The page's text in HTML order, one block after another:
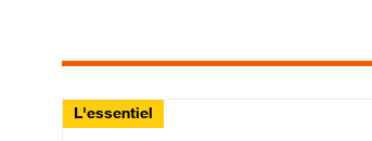
L'essentiel